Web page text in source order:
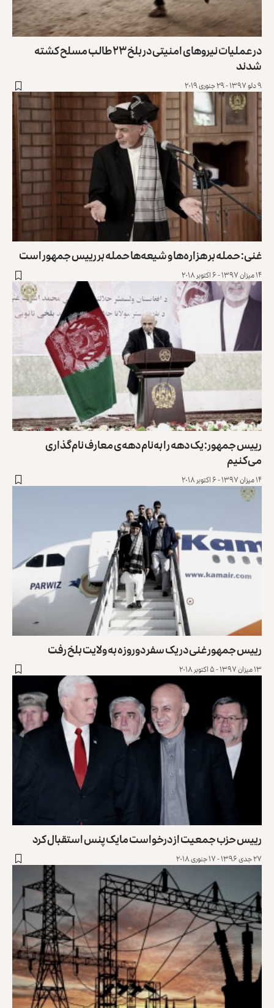
در عملیات نیروهای امنیتی در بلخ ۲۳ طالب مسلح کشته
شدند
۹ دلو ۱۳۹۷ - ۲۹ جنوری ۲۰۱۹
غنی: حمله بر هزاره‌ها و شیعه‌ها حمله بر رییس جمهور است
۱۴ میزان ۱۳۹۷ - ۶ اکتوبر ۲۰۱۸
رییس جمهور: یک دهه را به‌نام دهه‌ی معارف نام‌گذاری
می‌کنیم
۱۴ میزان ۱۳۹۷ - ۶ اکتوبر ۲۰۱۸
رییس جمهور غنی در یک سفر دوروزه به ولایت بلخ رفت
۱۳ میزان ۱۳۹۷ - ۵ اکتوبر ۲۰۱۸
رییس حزب جمعیت از درخواست مایک پنس استقبال کرد
۲۷ جدی ۱۳۹۶ - ۱۷ جنوری ۲۰۱۸